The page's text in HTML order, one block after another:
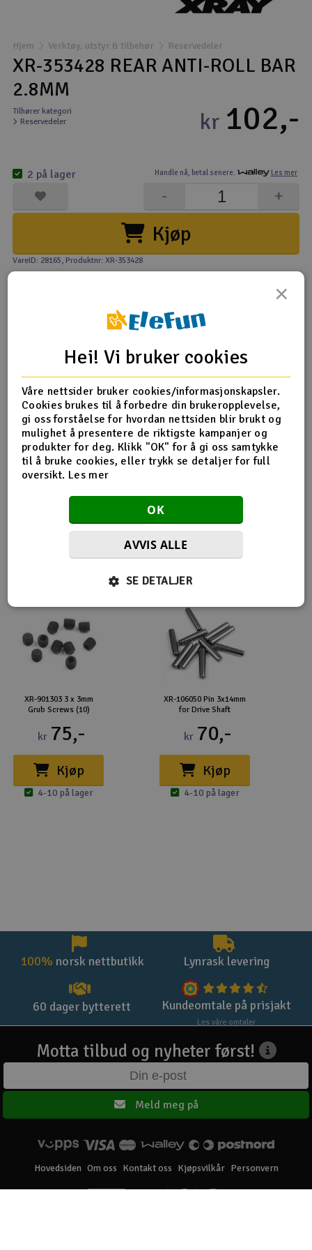
Droner
Droner for FPV
Fly
Helikopter
Kamerautstyr
Modellbygging, LEGO & byggesett
Modelljernbane
Radioutstyr
Raketter
Smarthjem, lek & hobby
Solenergi
Sparkesykler & elkjøretøy
Verktøy, utstyr & tilbehør
Hjem Verktøy, utstyr & tilbehør Reservedeler
XR-353428 REAR ANTI-ROLL BAR
2.8MM
Tilhører kategori
Reservedeler
Handle nå, betal senere. Les mer
kr 102,-
Kjøp
+
-
2 på lager
VareID: 28165, Produktnr: XR-353428
Produktinfo Tips en venn Anmeldelser
Produktinformasjon
XR-353428 REAR ANTI-ROLL BAR 2.8MM
Flere så også på
XR-901303 3 x 3mm
Grub Screws (10)
kr 75,-
Kjøp
4-10 på lager
XR-106050 Pin 3x14mm
for Drive Shaft
kr 70,-
Kjøp
4-10 på lager
100% norsk nettbutikk Lynrask levering
60 dager bytterett Kundeomtale på prisjakt
Les våre omtaler
Motta tilbud og nyheter først!
Meld meg på
Hovedsiden Om oss Kontakt oss Kjøpsvilkår Personvern
×
Hei! Vi bruker cookies
Våre nettsider bruker cookies/informasjonskapsler.
Cookies brukes til å forbedre din brukeropplevelse,
gi oss forståelse for hvordan nettsiden blir brukt og
mulighet å presentere de riktigste kampanjer og
produkter for deg. Klikk "OK" for å gi oss samtykke
til å bruke cookies, eller trykk se detaljer for full
oversikt. Les mer
OK
AVVIS ALLE
SE DETALJER